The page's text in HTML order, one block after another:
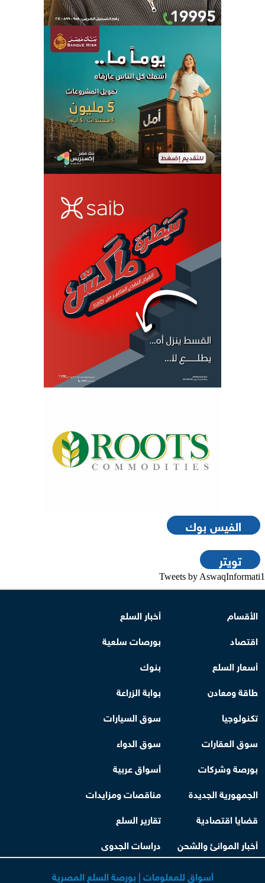
الفيس بوك
تويتر
Tweets by AswaqInformati1
الأقسام
أخبار السلع
اقتصاد
بورصات سلعية
أسعار السلع
بنوك
طاقة ومعادن
بوابة الزراعة
تكنولوجيا
سوق السيارات
سوق العقارات
سوق الدواء
بورصة وشركات
أسواق عربية
الجمهورية الجديدة
مناقصات ومزايدات
قضايا اقتصادية
تقارير السلع
أخبار الموانئ والشحن
دراسات الجدوى
أسواق للمعلومات | بورصة السلع المصرية